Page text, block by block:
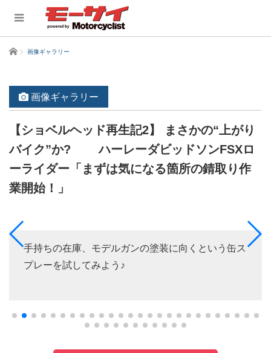
ホーム 画像ギャラリー
画像ギャラリー
【ショベルヘッド再生記2】 まさかの“上がり
バイク”か? ハーレーダビッドソンFSXロ
ーライダー「まずは気になる箇所の錆取り作
業開始！」
手持ちの在庫、モデルガンの塗装に向くという缶ス
プレーを試してみよう♪